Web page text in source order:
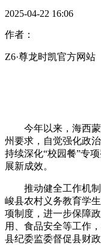
2025-04-22 16:06
作者：
Z6·尊龙时凯官方网站
今年以来，海西蒙
州要求，自觉强化政
持续深化“校园餐”专
展新成效。
推动健全工作机制
峻县农村义务教育学
项制度，进一步保障
用、食品安全等工作
县纪委监委督促县财